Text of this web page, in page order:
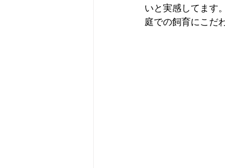
いと実感してます
庭での飼育にこだ